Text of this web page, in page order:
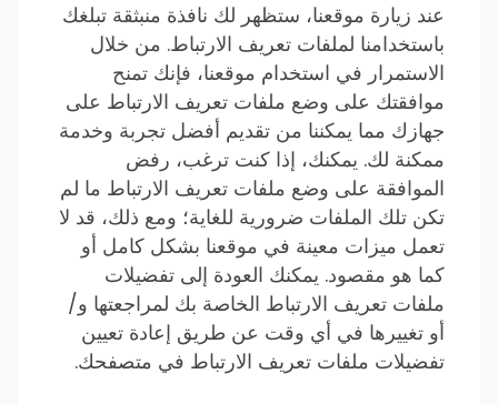
عند زيارة موقعنا، ستظهر لك نافذة منبثقة تبلغك
باستخدامنا لملفات تعريف الارتباط. من خلال
الاستمرار في استخدام موقعنا، فإنك تمنح
موافقتك على وضع ملفات تعريف الارتباط على
جهازك مما يمكننا من تقديم أفضل تجربة وخدمة
ممكنة لك. يمكنك، إذا كنت ترغب، رفض
الموافقة على وضع ملفات تعريف الارتباط ما لم
تكن تلك الملفات ضرورية للغاية؛ ومع ذلك، قد لا
تعمل ميزات معينة في موقعنا بشكل كامل أو
كما هو مقصود. يمكنك العودة إلى تفضيلات
ملفات تعريف الارتباط الخاصة بك لمراجعتها و/
أو تغييرها في أي وقت عن طريق إعادة تعيين
تفضيلات ملفات تعريف الارتباط في متصفحك.